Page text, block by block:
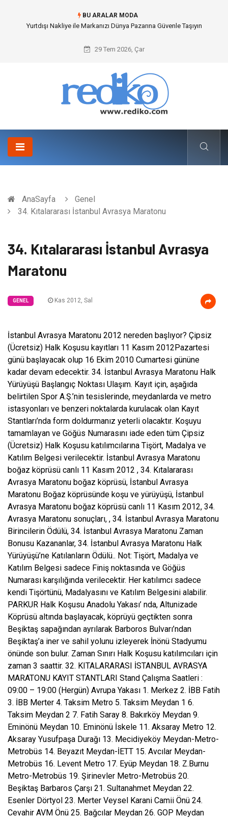
BU ARALAR MODA
Yurtdışı Nakliye ile Markanızı Dünya Pazarına Güvenle Taşıyın
29 Tem 2026, Çar
AnaSayfa
Genel
34. Kıtalararası İstanbul Avrasya Maratonu
34. Kıtalararası İstanbul Avrasya
Maratonu
GENEL Kas 2012, Sal
İstanbul Avrasya Maratonu 2012 nereden başlıyor? Çipsiz
(Ücretsiz) Halk Koşusu kayıtları 11 Kasım 2012Pazartesi
günü başlayacak olup 16 Ekim 2010 Cumartesi gününe
kadar devam edecektir. 34. İstanbul Avrasya Maratonu Halk
Yürüyüşü Başlangıç Noktası Ulaşım. Kayıt için, aşağıda
belirtilen Spor A.Ş.’nin tesislerinde, meydanlarda ve metro
istasyonları ve benzeri noktalarda kurulacak olan Kayıt
Stantları’nda form doldurmanız yeterli olacaktır. Koşuyu
tamamlayan ve Göğüs Numarasını iade eden tüm Çipsiz
(Ücretsiz) Halk Koşusu katılımcılarına Tişört, Madalya ve
Katılım Belgesi verilecektir. İstanbul Avrasya Maratonu
boğaz köprüsü canlı 11 Kasım 2012 , 34. Kıtalararası
Avrasya Maratonu boğaz köprüsü, İstanbul Avrasya
Maratonu Boğaz köprüsünde koşu ve yürüyüşü, İstanbul
Avrasya Maratonu boğaz köprüsü canlı 11 Kasım 2012, 34.
Avrasya Maratonu sonuçları, , 34. İstanbul Avrasya Maratonu
Birincilerin Ödülü, 34. İstanbul Avrasya Maratonu Zaman
Bonusu Kazananlar, 34. İstanbul Avrasya Maratonu Halk
Yürüyüşü’ne Katılanların Ödülü.. Not: Tişört, Madalya ve
Katılım Belgesi sadece Finiş noktasında ve Göğüs
Numarası karşılığında verilecektir. Her katılımcı sadece
kendi Tişörtünü, Madalyasını ve Katılım Belgesini alabilir.
PARKUR Halk Koşusu Anadolu Yakası’ nda, Altunizade
Köprüsü altında başlayacak, köprüyü geçtikten sonra
Beşiktaş sapağından ayrılarak Barboros Bulvarı’ndan
Beşiktaş’a iner ve sahil yolunu izleyerek İnönü Stadyumu
önünde son bulur. Zaman Sınırı Halk Koşusu katılımcıları için
zaman 3 saattir. 32. KITALARARASI İSTANBUL AVRASYA
MARATONU KAYIT STANTLARI Stand Çalışma Saatleri :
09:00 – 19:00 (Hergün) Avrupa Yakası 1. Merkez 2. İBB Fatih
3. İBB Merter 4. Taksim Metro 5. Taksim Meydan 1 6.
Taksim Meydan 2 7. Fatih Saray 8. Bakırköy Meydan 9.
Eminönü Meydan 10. Eminönü İskele 11. Aksaray Metro 12.
Aksaray Yusufpaşa Durağı 13. Mecidiyeköy Meydan-Metro-
Metrobüs 14. Beyazıt Meydan-İETT 15. Avcılar Meydan-
Metrobüs 16. Levent Metro 17. Eyüp Meydan 18. Z.Burnu
Metro-Metrobüs 19. Şirinevler Metro-Metrobüs 20.
Beşiktaş Barbaros Çarşı 21. Sultanahmet Meydan 22.
Esenler Dörtyol 23. Merter Veysel Karani Camii Önü 24.
Cevahir AVM Önü 25. Bağcılar Meydan 26. GOP Meydan